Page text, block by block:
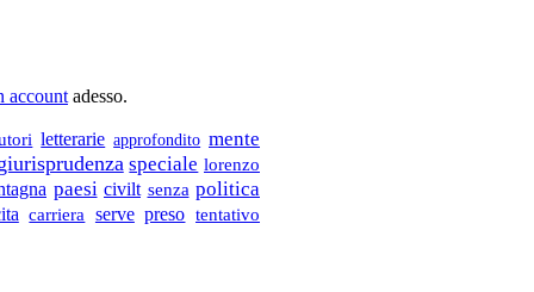
account adesso.
letterarie approfondito mente
speciale lorenzo
paesi civilt senza politica
carriera serve preso tentativo